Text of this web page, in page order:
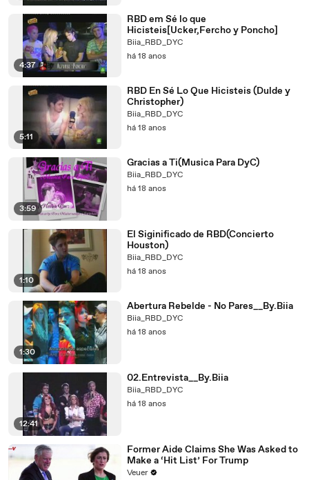
4:37
RBD em Sé lo que
Hicisteis[Ucker,Fercho y Poncho]
Biia_RBD_DYC
há 18 anos
5:11
RBD En Sé Lo Que Hicisteis (Dulde y
Christopher)
Biia_RBD_DYC
há 18 anos
3:59
Gracias a Ti(Musica Para DyC)
Biia_RBD_DYC
há 18 anos
1:10
El Siginificado de RBD(Concierto
Houston)
Biia_RBD_DYC
há 18 anos
1:30
Abertura Rebelde - No Pares__By.Biia
Biia_RBD_DYC
há 18 anos
12:41
02.Entrevista__By.Biia
Biia_RBD_DYC
há 18 anos
Former Aide Claims She Was Asked to
Make a ‘Hit List’ For Trump
Veuer